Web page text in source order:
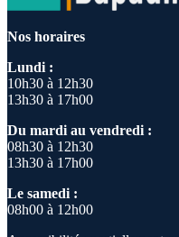
Nos horaires
Lundi :
10h30 à 12h30
13h30 à 17h00
Du mardi au vendredi :
08h30 à 12h30
13h30 à 17h00
Le samedi :
08h00 à 12h00